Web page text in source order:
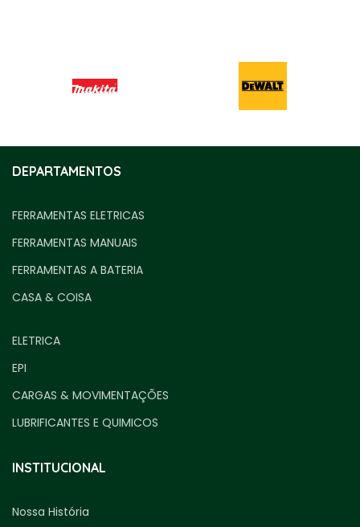
DEPARTAMENTOS
FERRAMENTAS ELETRICAS
FERRAMENTAS MANUAIS
FERRAMENTAS A BATERIA
CASA & COISA
ELETRICA
EPI
CARGAS & MOVIMENTAÇÕES
LUBRIFICANTES E QUIMICOS
INSTITUCIONAL
Nossa História